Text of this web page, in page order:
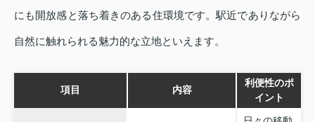
にも開放感と落ち着きのある住環境です。駅近でありながら
自然に触れられる魅力的な立地といえます。
項目 内容
利便性のポ
イント